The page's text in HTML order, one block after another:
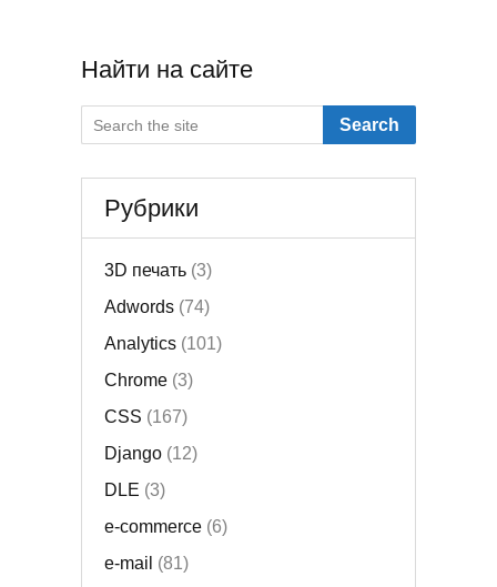
Найти на сайте
Search
Рубрики
3D печать(3)
Adwords(74)
Analytics(101)
Chrome(3)
CSS (167)
Django(12)
DLE (3)
e-commerce(6)
e-mail (81)